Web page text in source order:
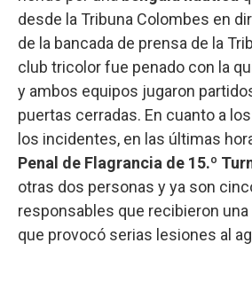
desde la Tribuna Colombes en
de la bancada de prensa de la
club tricolor fue penado con la
y ambos equipos jugaron
puertas cerradas. En cuanto a
los incidentes, en las últimas
Penal de Flagrancia de 15.º
otras dos personas y ya son
responsables que recibieron
que provocó serias lesiones al